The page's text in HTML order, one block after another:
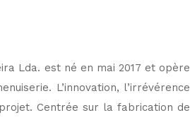
Lda. est né en mai 2017 et opère
L’innovation, l’irrévérence
Centrée sur la fabrication de